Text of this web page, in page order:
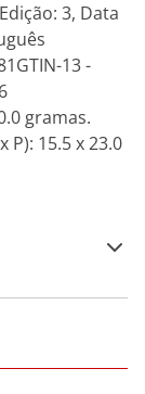
3, Data
13 -
gramas.
15.5 x 23.0